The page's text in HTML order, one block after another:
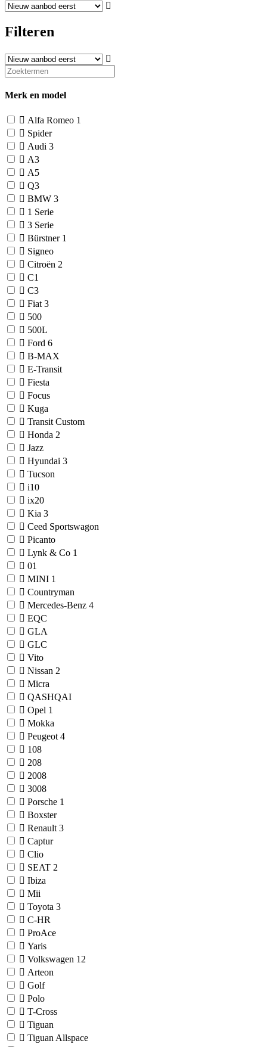
Filteren
Merk en model
Alfa Romeo 1
Spider
Audi 3
A3
A5
Q3
BMW 3
1 Serie
3 Serie
Bürstner 1
Signeo
Citroën 2
C1
C3
Fiat 3
500
500L
Ford 6
B-MAX
E-Transit
Fiesta
Focus
Kuga
Transit Custom
Honda 2
Jazz
Hyundai 3
Tucson
i10
ix20
Kia 3
Ceed Sportswagon
Picanto
Lynk & Co 1
01
MINI 1
Countryman
Mercedes-Benz 4
EQC
GLA
GLC
Vito
Nissan 2
Micra
QASHQAI
Opel 1
Mokka
Peugeot 4
108
208
2008
3008
Porsche 1
Boxster
Renault 3
Captur
Clio
SEAT 2
Ibiza
Mii
Toyota 3
C-HR
ProAce
Yaris
Volkswagen 12
Arteon
Golf
Polo
T-Cross
Tiguan
Tiguan Allspace